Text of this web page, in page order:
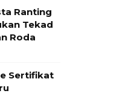
Ranting
Tekad
Roda
Sertifikat